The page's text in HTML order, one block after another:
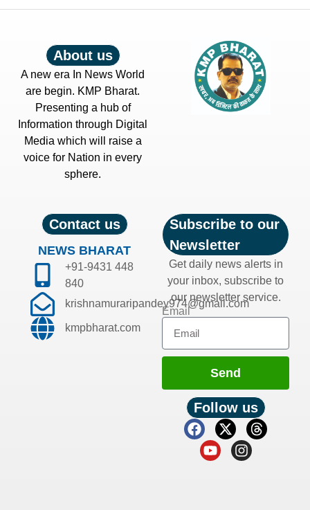
About us
A new era In News World
are begin. KMP Bharat.
Presenting a hub of
Information through Digital
Media which will raise a
voice for Nation in every
sphere.
Contact us
NEWS BHARAT
+91-9431 448
840
krishnamuraripandey974@gmail.com
kmpbharat.com
Subscribe to our
Newsletter
Get daily news alerts in
your inbox, subscribe to
our newsletter service.
Email
Send
Follow us